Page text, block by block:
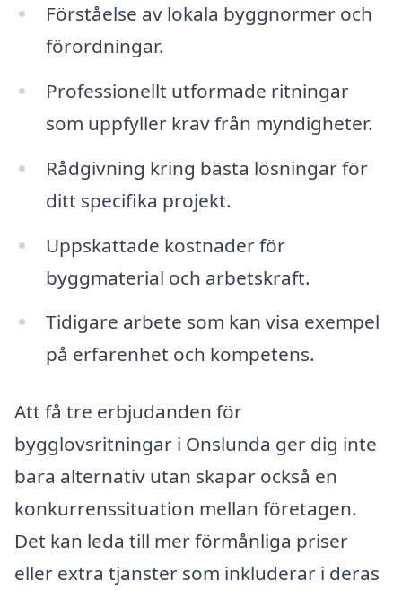
Förståelse av lokala byggnormer och
förordningar.
Professionellt utformade ritningar
som uppfyller krav från myndigheter.
Rådgivning kring bästa lösningar för
ditt specifika projekt.
Uppskattade kostnader för
byggmaterial och arbetskraft.
Tidigare arbete som kan visa exempel
på erfarenhet och kompetens.
Att få tre erbjudanden för
bygglovsritningar i Onslunda ger dig inte
bara alternativ utan skapar också en
konkurrenssituation mellan företagen.
Det kan leda till mer förmånliga priser
eller extra tjänster som inkluderar i deras